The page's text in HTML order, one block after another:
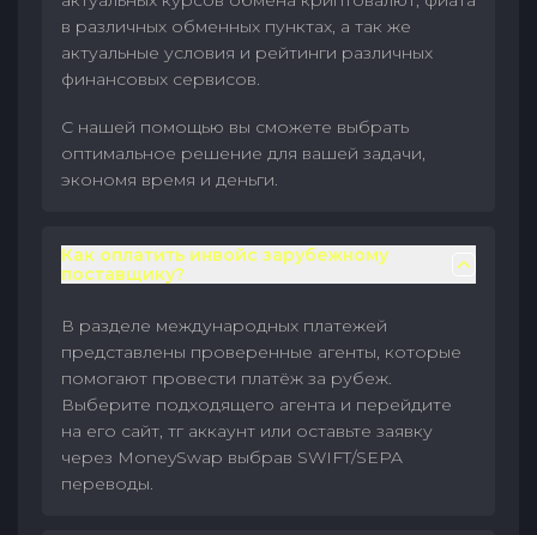
в различных обменных пунктах, а так же
актуальные условия и рейтинги различных
финансовых сервисов.
С нашей помощью вы сможете выбрать
оптимальное решение для вашей задачи,
экономя время и деньги.
Как оплатить инвойс зарубежному
поставщику?
В разделе международных платежей
представлены проверенные агенты, которые
помогают провести платёж за рубеж.
Выберите подходящего агента и перейдите
на его сайт, тг аккаунт или оставьте заявку
через MoneySwap выбрав SWIFT/SEPA
переводы.